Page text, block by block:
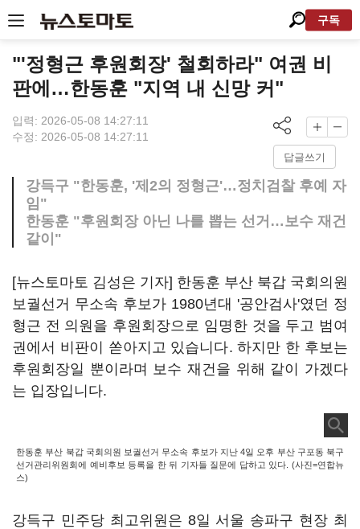
구독
"'정형근 후원회장' 철회하라" 여권 비
판에…한동훈 "지역 내 신망 커"
입력: 2026-05-08 14:27:11
수정: 2026-05-08 14:27:11
답글쓰기
강득구 "한동훈, '제2의 정형근'…정치검찰 후예 자
임"
한동훈 "후원회장 아닌 나를 뽑는 선거…보수 재건
같이"
[뉴스토마토 김성은 기자] 한동훈 부산 북갑 국회의원
보궐선거 무소속 후보가 1980년대 '공안검사'였던 정
형근 전 의원을 후원회장으로 임명한 것을 두고 범여
권에서 비판이 쏟아지고 있습니다. 하지만 한 후보는
후원회장일 뿐이라며 보수 재건을 위해 같이 가겠다
는 입장입니다.
한동훈 부산 북갑 국회의원 보궐선거 무소속 후보가 지난 4일 오후 부산 구포동 북구
선거관리위원회에 예비후보 등록을 한 뒤 기자들 질문에 답하고 있다. (사진=연합뉴
스)
강득구 민주당 최고위원은 8일 서울 송파구 현장 최